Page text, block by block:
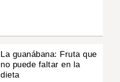
La guanábana: Fruta que
no puede faltar en la
dieta